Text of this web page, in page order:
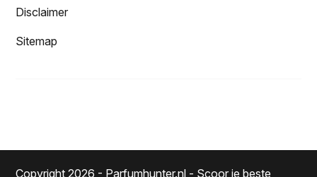
Disclaimer
Sitemap
Copyright 2026 - Parfumhunter.nl - Scoor je beste